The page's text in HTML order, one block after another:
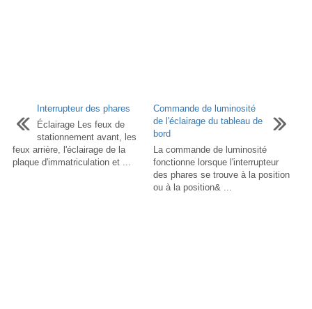
Interrupteur des phares
Éclairage Les feux de
stationnement avant, les
feux arrière, l'éclairage de la
plaque d'immatriculation et ...
Commande de luminosité
de l'éclairage du tableau de
bord
La commande de luminosité
fonctionne lorsque l'interrupteur
des phares se trouve à la position
ou à la position& ...